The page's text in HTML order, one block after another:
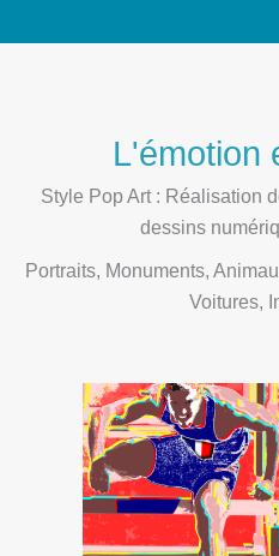
Style Pop Art : Réalisation
dessins
Portraits, Monuments,
Voitures,